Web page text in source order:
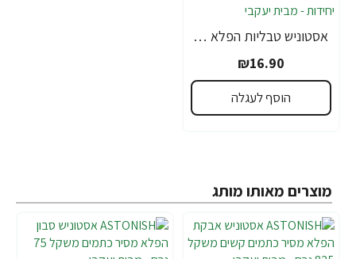
אסטוניש טבליות הפלא לאסלה בניחוח אקליפטוס 8 יחידות - מבית יעקבי
₪16.90
הוסף לעגלה
מוצרים מאותו מותג